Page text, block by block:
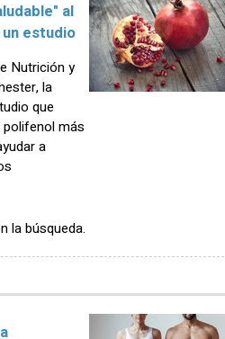
al
estudio
Nutrición y
la
que
polifenol más
a
la búsqueda.